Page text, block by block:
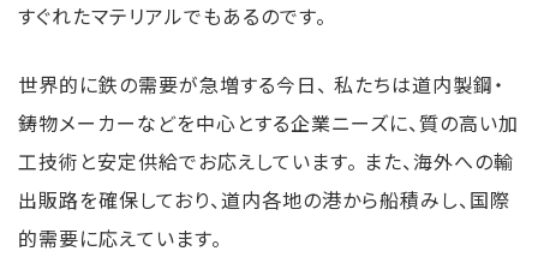
すぐれたマテリアルでもあるのです。
世界的に鉄の需要が急増する今日、 私たちは道内製鋼・
鋳物メーカーなどを中心とする企業ニーズに、質の高い加
工技術と安定供給でお応えしています。 また、海外への輸
出販路を確保しており、道内各地の港から船積みし、国際
的需要に応えています。